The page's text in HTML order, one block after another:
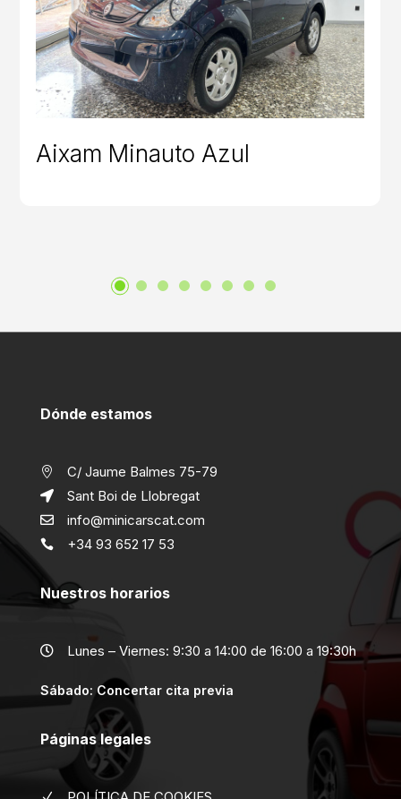
Aixam Minauto Azul
Dónde estamos
 C/ Jaume Balmes 75-79
 Sant Boi de Llobregat
 info@minicarscat.com
 +34 93 652 17 53
Nuestros horarios
 Lunes – Viernes: 9:30 a 14:00 de 16:00 a 19:30h
Sábado: Concertar cita previa
Páginas legales